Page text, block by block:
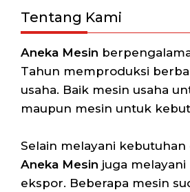
Tentang Kami
Aneka Mesin
Tahun memproduksi
usaha. Baik mesin usaha
maupun mesin untuk
Selain melayani kebutuhan
Aneka Mesin juga
ekspor. Beberapa mesin